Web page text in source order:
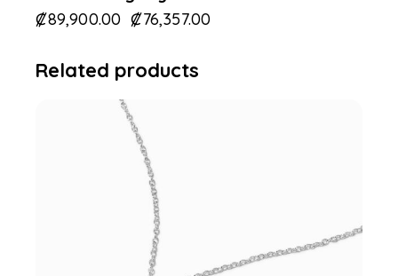
₡89,900.00 ₡76,357.00
Related products